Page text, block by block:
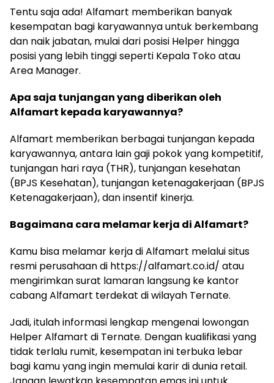
Tentu saja ada! Alfamart memberikan banyak
kesempatan bagi karyawannya untuk berkembang
dan naik jabatan, mulai dari posisi Helper hingga
posisi yang lebih tinggi seperti Kepala Toko atau
Area Manager.
Apa saja tunjangan yang diberikan oleh
Alfamart kepada karyawannya?
Alfamart memberikan berbagai tunjangan kepada
karyawannya, antara lain gaji pokok yang kompetitif,
tunjangan hari raya (THR), tunjangan kesehatan
(BPJS Kesehatan), tunjangan ketenagakerjaan (BPJS
Ketenagakerjaan), dan insentif kinerja.
Bagaimana cara melamar kerja di Alfamart?
Kamu bisa melamar kerja di Alfamart melalui situs
resmi perusahaan di https://alfamart.co.id/ atau
mengirimkan surat lamaran langsung ke kantor
cabang Alfamart terdekat di wilayah Ternate.
Jadi, itulah informasi lengkap mengenai lowongan
Helper Alfamart di Ternate. Dengan kualifikasi yang
tidak terlalu rumit, kesempatan ini terbuka lebar
bagi kamu yang ingin memulai karir di dunia retail.